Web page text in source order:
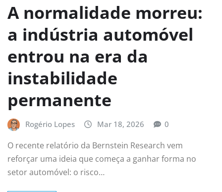
A normalidade morreu:
a indústria automóvel
entrou na era da
instabilidade
permanente
Rogério Lopes Mar 18, 2026 0
O recente relatório da Bernstein Research vem
reforçar uma ideia que começa a ganhar forma no
setor automóvel: o risco…